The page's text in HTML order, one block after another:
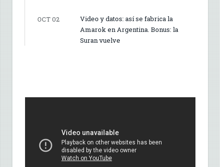
OCT 02
Video y datos: así se fabrica la
Amarok en Argentina. Bonus: la
Suran vuelve